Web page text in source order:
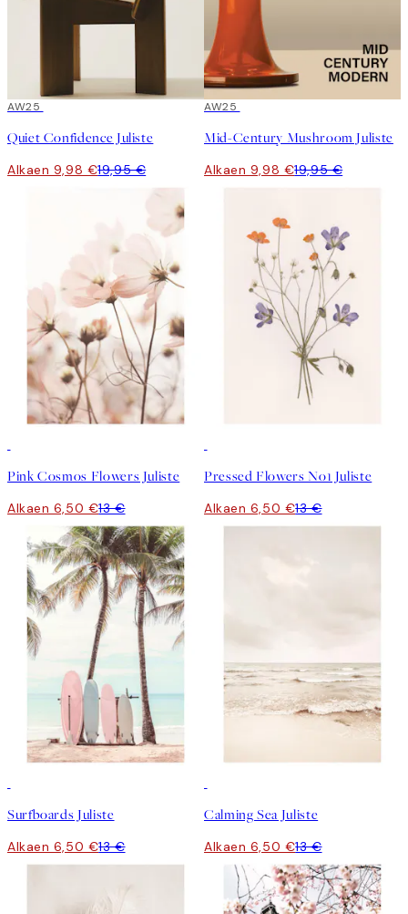
50%*
AW25
Quiet Confidence Juliste
Alkaen 9,98 €19,95 €
50%*
AW25
Mid-Century Mushroom Juliste
Alkaen 9,98 €19,95 €
Pink Cosmos Flowers Juliste
Alkaen 6,50 €13 €
Pressed Flowers No1 Juliste
Alkaen 6,50 €13 €
Surfboards Juliste
Alkaen 6,50 €13 €
Calming Sea Juliste
Alkaen 6,50 €13 €